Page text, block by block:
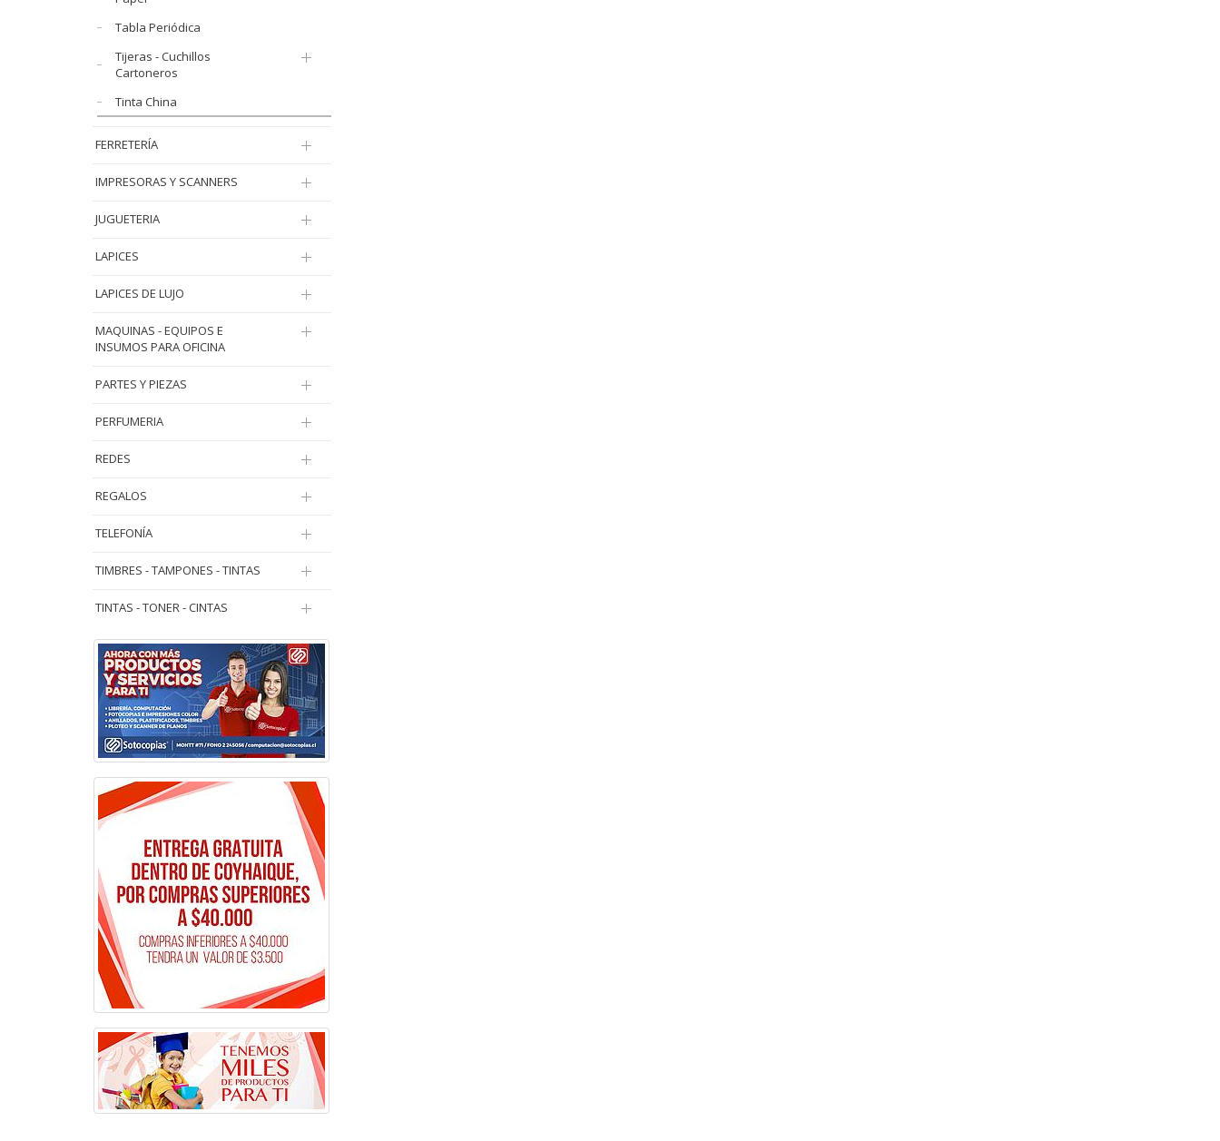
Tabla Periódica
Tijeras - Cuchillos
Cartoneros
Tinta China
FERRETERÍA
IMPRESORAS Y SCANNERS
JUGUETERIA
LAPICES
LAPICES DE LUJO
MAQUINAS - EQUIPOS E
INSUMOS PARA OFICINA
PARTES Y PIEZAS
PERFUMERIA
REDES
REGALOS
TELEFONÍA
TIMBRES - TAMPONES - TINTAS
TINTAS - TONER - CINTAS